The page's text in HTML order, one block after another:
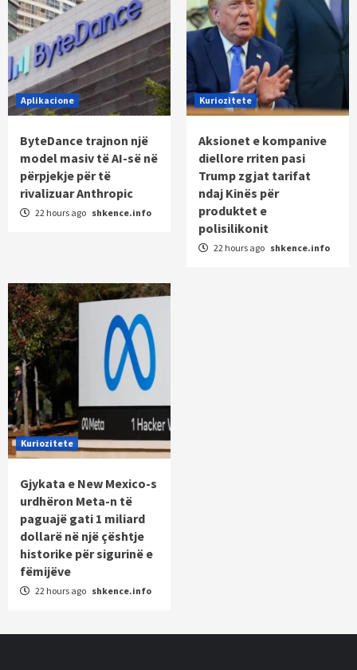
Aplikacione
ByteDance trajnon një
model masiv të AI-së në
përpjekje për të
rivalizuar Anthropic
22 hours ago shkence.info
Kuriozitete
Aksionet e kompanive
diellore rriten pasi
Trump zgjat tarifat
ndaj Kinës për
produktet e
polisilikonit
22 hours ago shkence.info
Kuriozitete
Gjykata e New Mexico-s
urdhëron Meta-n të
paguajë gati 1 miliard
dollarë në një çështje
historike për sigurinë e
fëmijëve
22 hours ago shkence.info